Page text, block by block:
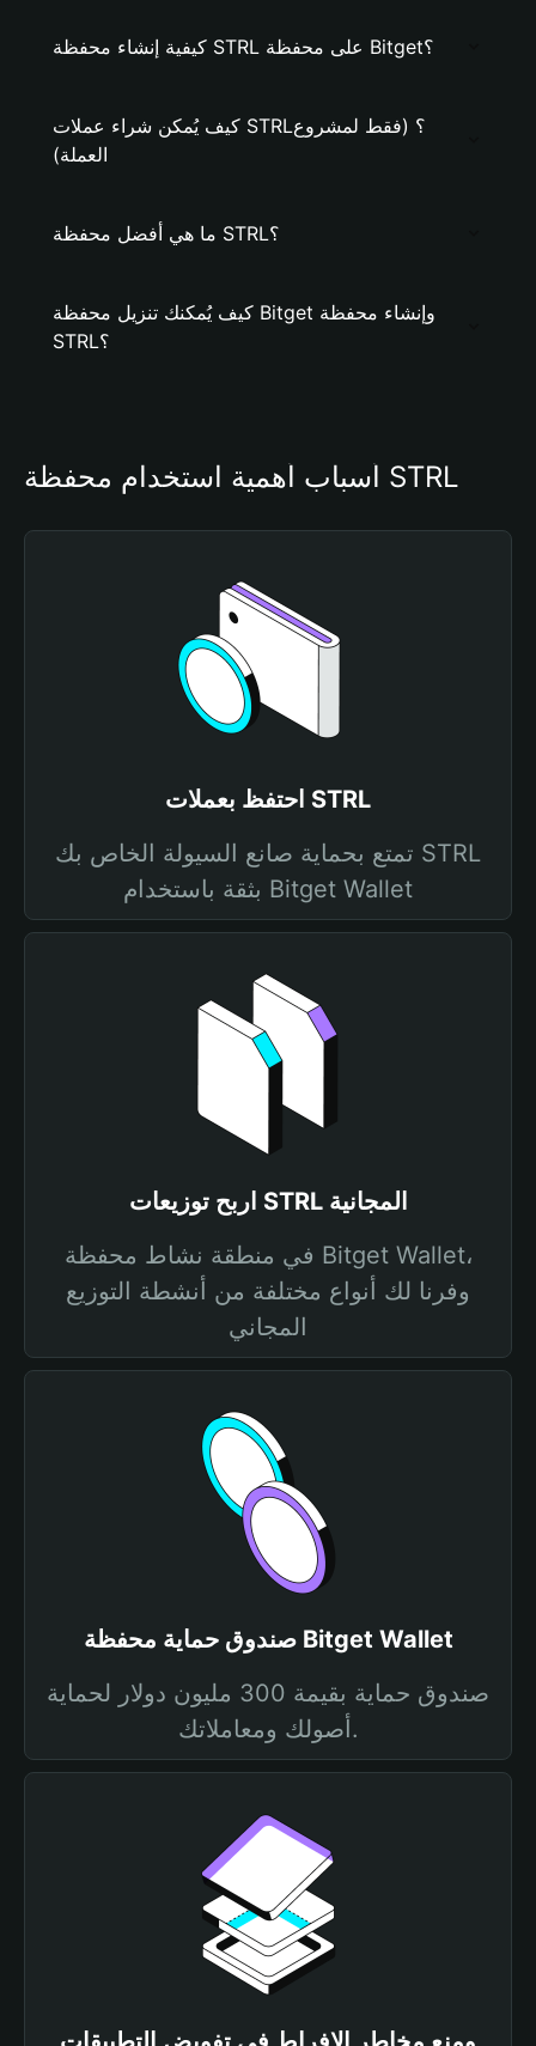
كيفية إنشاء محفظة STRL على محفظة Bitget؟
كيف يُمكن شراء عملات STRL؟ (فقط لمشروع
العملة)
ما هي أفضل محفظة STRL؟
كيف يُمكنك تنزيل محفظة Bitget وإنشاء محفظة
STRL؟
أسباب أهمية استخدام محفظة STRL
احتفظ بعملات STRL
تمتع بحماية صانع السيولة الخاص بك STRL
بثقة باستخدام Bitget Wallet
اربح توزيعات STRL المجانية
في منطقة نشاط محفظة Bitget Wallet،
وفرنا لك أنواع مختلفة من أنشطة التوزيع
المجاني
صندوق حماية محفظة Bitget Wallet
صندوق حماية بقيمة 300 مليون دولار لحماية
أصولك ومعاملاتك.